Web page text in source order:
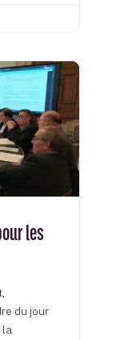
les
du jour
la